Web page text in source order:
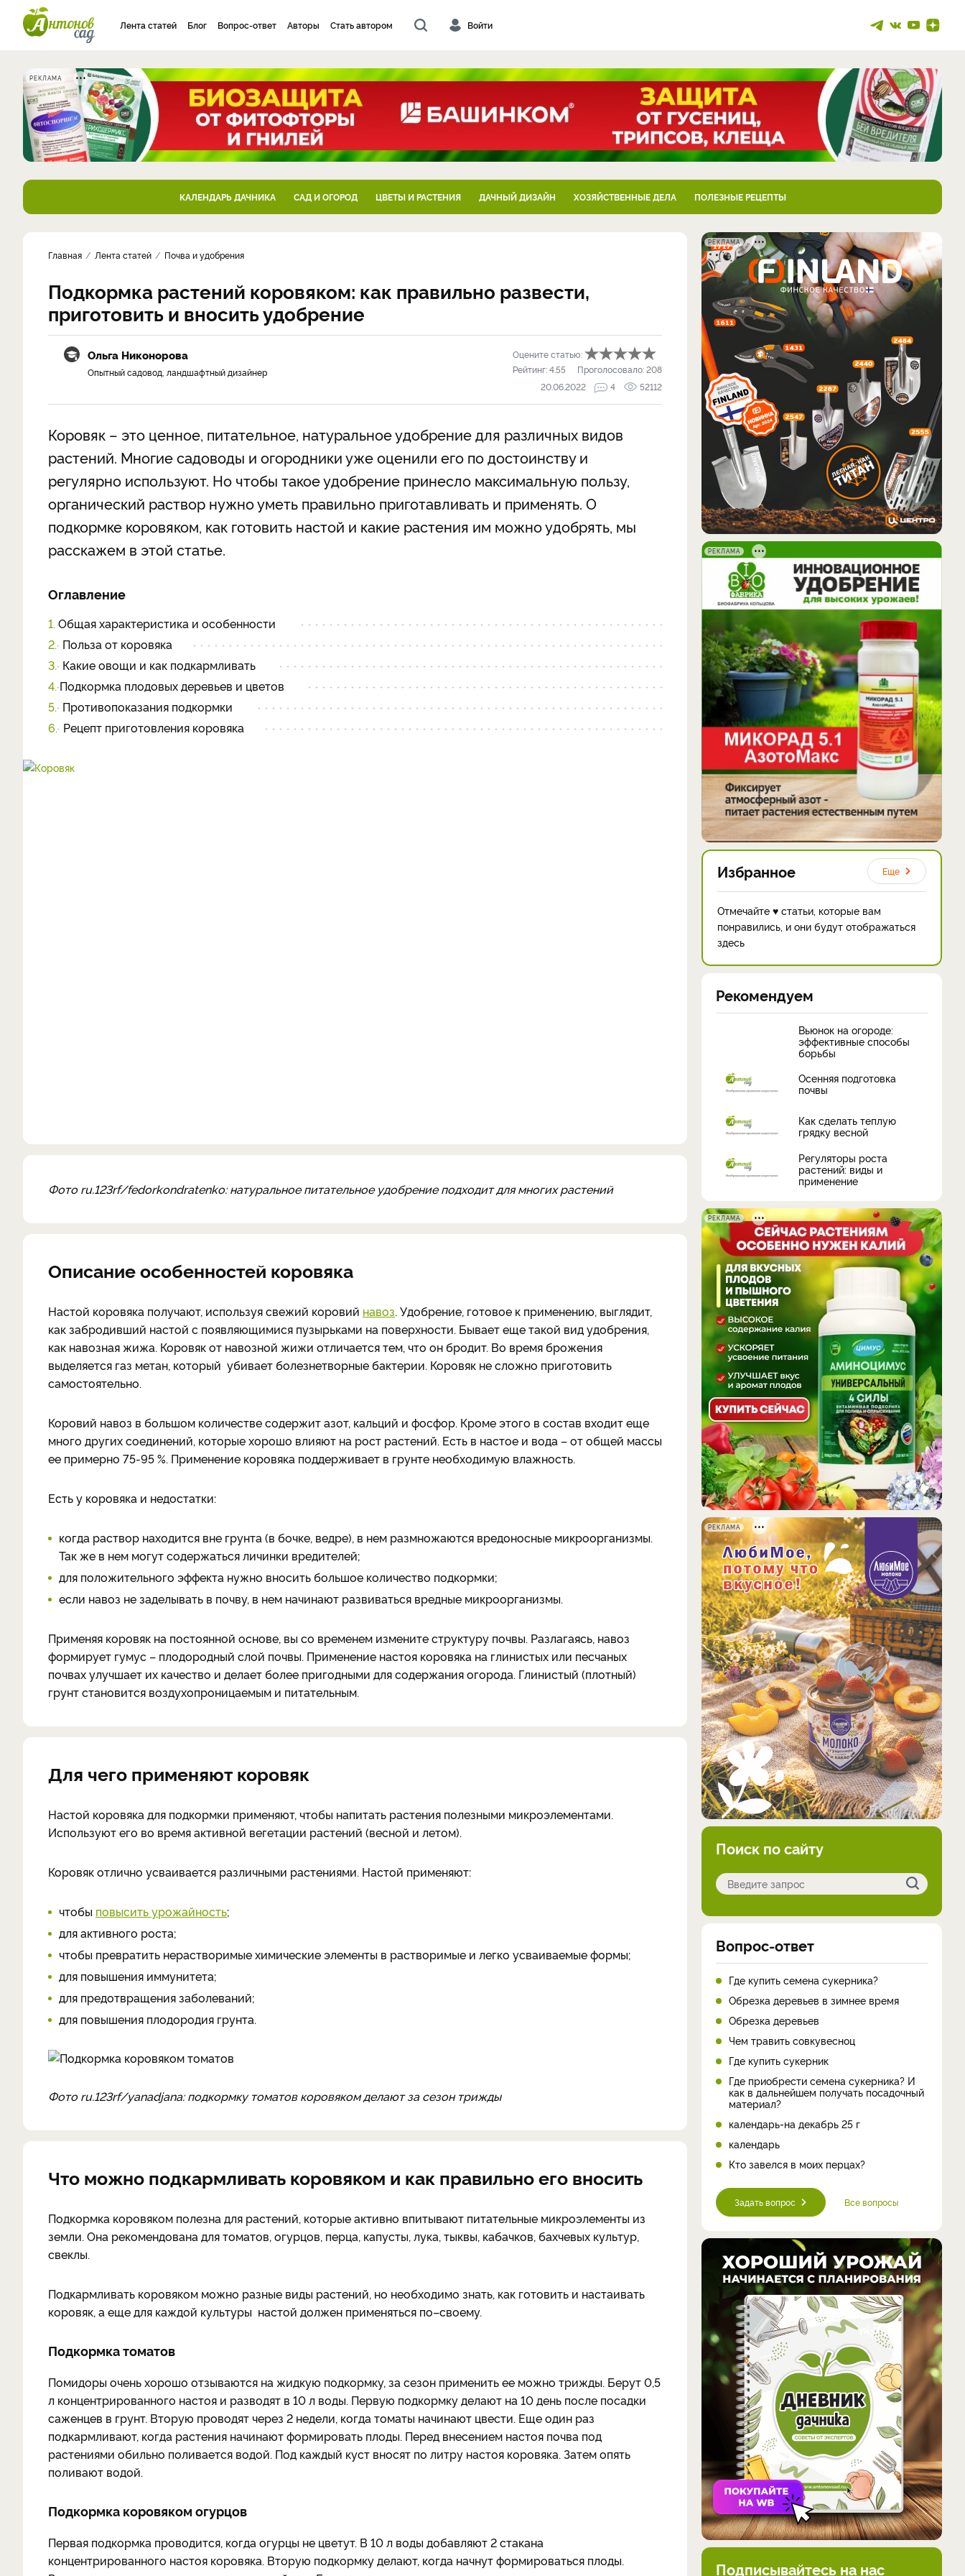
Лента статей Блог Вопрос-ответ Авторы Стать автором Войти
РЕКЛАМА
КАЛЕНДАРЬ ДАЧНИКА САД И ОГОРОД ЦВЕТЫ И РАСТЕНИЯ ДАЧНЫЙ ДИЗАЙН ХОЗЯЙСТВЕННЫЕ ДЕЛА ПОЛЕЗНЫЕ РЕЦЕПТЫ
Главная Лента статей Почва и удобрения
Подкормка растений коровяком: как правильно развести,
приготовить и вносить удобрение
Ольга Никонорова
Опытный садовод, ландшафтный дизайнер
Оцените статью:
Рейтинг:4.55 Проголосовало:208
20.06.2022
4 52112
Коровяк – это ценное, питательное, натуральное удобрение для различных видов
растений. Многие садоводы и огородники уже оценили его по достоинству и
регулярно используют. Но чтобы такое удобрение принесло максимальную пользу,
органический раствор нужно уметь правильно приготавливать и применять. О
подкормке коровяком, как готовить настой и какие растения им можно удобрять, мы
расскажем в этой статье.
Оглавление
1. Общая характеристика и особенности
2. Польза от коровяка
3. Какие овощи и как подкармливать
4. Подкормка плодовых деревьев и цветов
5. Противопоказания подкормки
6. Рецепт приготовления коровяка
Фото ru.123rf/fedorkondratenko: натуральное питательное удобрение подходит для многих растений
Описание особенностей коровяка
Настой коровяка получают, используя свежий коровий навоз. Удобрение, готовое к применению, выглядит,
как забродивший настой с появляющимися пузырьками на поверхности. Бывает еще такой вид удобрения,
как навозная жижа. Коровяк от навозной жижи отличается тем, что он бродит. Во время брожения
выделяется газ метан, который убивает болезнетворные бактерии. Коровяк не сложно приготовить
самостоятельно.
Коровий навоз в большом количестве содержит азот, кальций и фосфор. Кроме этого в состав входит еще
много других соединений, которые хорошо влияют на рост растений. Есть в настое и вода – от общей массы
ее примерно 75-95 %. Применение коровяка поддерживает в грунте необходимую влажность.
Есть у коровяка и недостатки:
когда раствор находится вне грунта (в бочке, ведре), в нем размножаются вредоносные микроорганизмы.
Так же в нем могут содержаться личинки вредителей;
для положительного эффекта нужно вносить большое количество подкормки;
если навоз не заделывать в почву, в нем начинают развиваться вредные микроорганизмы.
Применяя коровяк на постоянной основе, вы со временем измените структуру почвы. Разлагаясь, навоз
формирует гумус – плодородный слой почвы. Применение настоя коровяка на глинистых или песчаных
почвах улучшает их качество и делает более пригодными для содержания огорода. Глинистый (плотный)
грунт становится воздухопроницаемым и питательным.
Для чего применяют коровяк
Настой коровяка для подкормки применяют, чтобы напитать растения полезными микроэлементами.
Используют его во время активной вегетации растений (весной и летом).
Коровяк отлично усваивается различными растениями. Настой применяют:
чтобы повысить урожайность;
для активного роста;
чтобы превратить нерастворимые химические элементы в растворимые и легко усваиваемые формы;
для повышения иммунитета;
для предотвращения заболеваний;
для повышения плодородия грунта.
Фото ru.123rf/yanadjana: подкормку томатов коровяком делают за сезон трижды
Что можно подкармливать коровяком и как правильно его вносить
Подкормка коровяком полезна для растений, которые активно впитывают питательные микроэлементы из
земли. Она рекомендована для томатов, огурцов, перца, капусты, лука, тыквы, кабачков, бахчевых культур,
свеклы.
Подкармливать коровяком можно разные виды растений, но необходимо знать, как готовить и настаивать
коровяк, а еще для каждой культуры настой должен применяться по–своему.
Подкормка томатов
Помидоры очень хорошо отзываются на жидкую подкормку, за сезон применить ее можно трижды. Берут 0,5
л концентрированного настоя и разводят в 10 л воды. Первую подкормку делают на 10 день после посадки
саженцев в грунт. Вторую проводят через 2 недели, когда томаты начинают цвести. Еще один раз
подкармливают, когда растения начинают формировать плоды. Перед внесением настоя почва под
растениями обильно поливается водой. Под каждый куст вносят по литру настоя коровяка. Затем опять
поливают водой.
Подкормка коровяком огурцов
Первая подкормка проводится, когда огурцы не цветут. В 10 л воды добавляют 2 стакана
концентрированного настоя коровяка. Вторую подкормку делают, когда начнут формироваться плоды.
РЕКЛАМА
РЕКЛАМА
Избранное Еще
Отмечайте ♥ статьи, которые вам
понравились, и они будут отображаться
здесь
Рекомендуем
Вьюнок на огороде:
эффективные способы
борьбы
Осенняя подготовка
почвы
Как сделать теплую
грядку весной
Регуляторы роста
растений: виды и
применение
РЕКЛАМА
РЕКЛАМА
Поиск по сайту
Вопрос-ответ
Где купить семена сукерника?
Обрезка деревьев в зимнее время
Обрезка деревьев
Чем травить совкувесноц
Где купить сукерник
Где приобрести семена сукерника? И
как в дальнейшем получать посадочный
материал?
календарь-на декабрь 25 г
календарь
Кто завелся в моих перцах?
Задать вопрос Все вопросы
Подписывайтесь на нас